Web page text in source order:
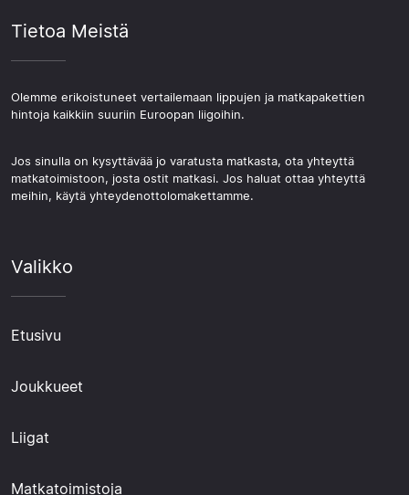
Tietoa Meistä
Olemme erikoistuneet vertailemaan lippujen ja matkapakettien
hintoja kaikkiin suuriin Euroopan liigoihin.
Jos sinulla on kysyttävää jo varatusta matkasta, ota yhteyttä
matkatoimistoon, josta ostit matkasi. Jos haluat ottaa yhteyttä
meihin, käytä yhteydenottolomakettamme.
Valikko
Etusivu
Joukkueet
Liigat
Matkatoimistoja